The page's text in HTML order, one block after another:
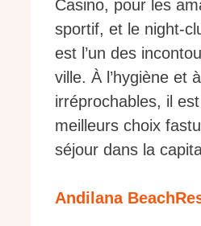
Casino, pour les
sportif, et le night-
est l’un des
ville. À l’hygiène et
irréprochables, il est
meilleurs choix
séjour dans la
Andilana